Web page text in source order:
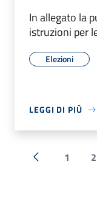
In allegato la
istruzioni per
Elezioni
LEGGI DI PIÙ
« Precedente
1 2